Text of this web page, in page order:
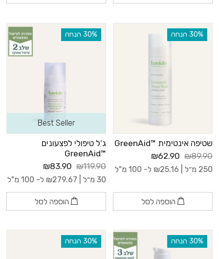
‫30% הנחה
שטיפה אינטימית ™GreenAid
₪89.90
₪62.90
250 מ״ל | ₪25.16 ל- 100 מ"ל
הוספה לסל
‫30% הנחה
Best Seller
ג’ל טיפולי לפצעונים
™GreenAid
₪119.90
₪83.90
30 מ״ל | ₪279.67 ל- 100 מ"ל
הוספה לסל
‫30% הנחה ‫30% הנחה